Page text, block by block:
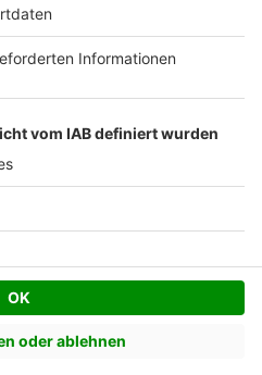
GmbH - 2026
Facebook
Twitter